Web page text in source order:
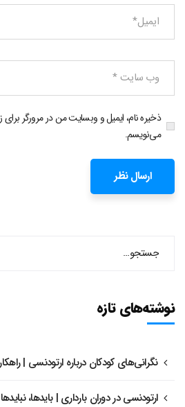
ذخیره نام، ایمیل و وبسایت من در مرورگر برای
می‌نویسم.
نوشته‌های تازه
نگرانی‌های کودکان درباره ارتودنسی |
ارتودنسی در دوران بارداری | بایدها، نبایدها